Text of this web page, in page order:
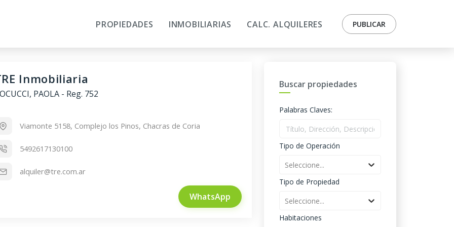
PROPIEDADES INMOBILIARIAS CALC. ALQUILERES PUBLICAR
Inmobiliaria
PAOLA- Reg. 752
Viamonte 5158, Complejo los Pinos, Chacras de Coria
5492617130100
alquiler@tre.com.ar
WhatsApp
Buscar propiedades
Palabras Claves:
Tipo de Operación
Seleccione...
Tipo de Propiedad
Seleccione...
Habitaciones